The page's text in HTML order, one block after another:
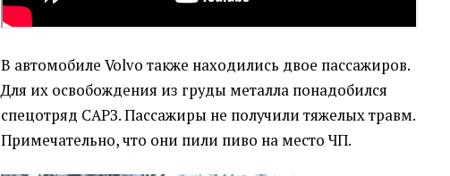
В автомобиле Volvo также находились двое пассажиров.
Для их освобождения из груды металла понадобился
спецотряд САРЗ. Пассажиры не получили тяжелых травм.
Примечательно, что они пили пиво на место ЧП.